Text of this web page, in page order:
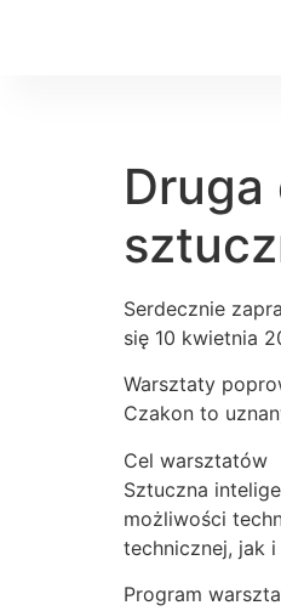
Serdecznie
się 10 kwietnia
Warsztaty
Czakon to
Cel warsztatów
Sztuczna
możliwości
technicznej, jak
Program